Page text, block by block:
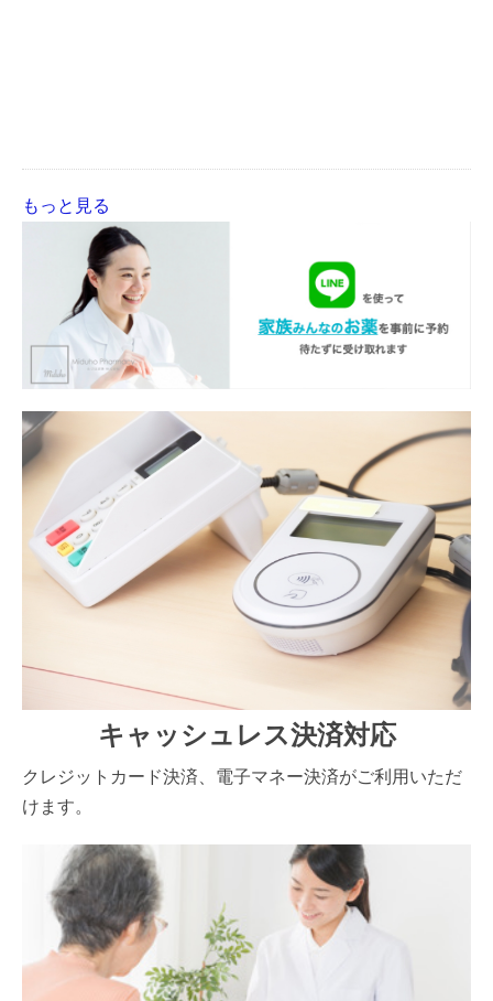
もっと見る
キャッシュレス決済対応
クレジットカード決済、電子マネー決済がご利用いただ
けます。